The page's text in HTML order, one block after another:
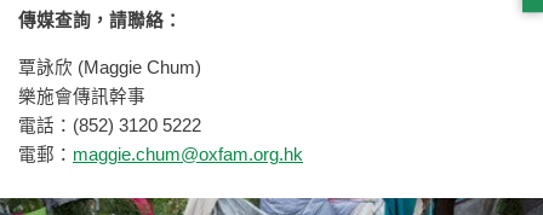
傳媒查詢，請聯絡：
覃詠欣 (Maggie Chum)
樂施會傳訊幹事
電話：(852) 3120 5222
電郵： maggie.chum@oxfam.org.hk